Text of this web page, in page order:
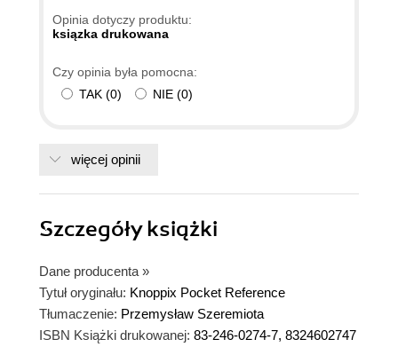
Opinia dotyczy produktu:
ksiązka drukowana
Czy opinia była pomocna:
TAK (0) NIE (0)
więcej opinii
Szczegółyksiążki
Dane producenta »
Tytuł oryginału: Knoppix Pocket Reference
Tłumaczenie: Przemysław Szeremiota
ISBN Książki drukowanej: 83-246-0274-7, 8324602747